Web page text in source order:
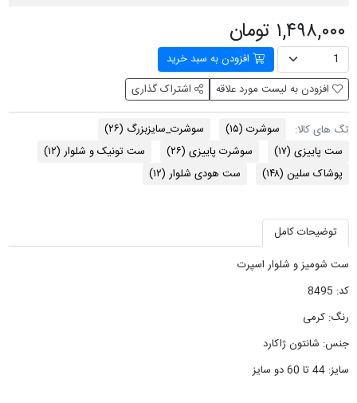
۱,۴۹۸,۰۰۰ تومان
افزودن به سبد خرید
افزودن به لیست مورد علاقه
اشتراک گذاری
تگ های کالا: سوشرت (۱۵) سوشرت_سایزبزرگ (۲۶)
ست پاییزی (۱۷) سوشرت پاییزی (۲۶) ست تونیک و شلوار (۱۲)
پوشاک سلین (۱۴۸) ست هودی شلوار (۱۲)
توضیحات کامل
ست شومیز و شلوار اسپرت
کد: 8495
رنگ: کرمی
جنس: شانتون ژاکارد
سایز: 44 تا 60 دو سایز